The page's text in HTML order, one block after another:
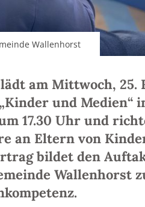
Wallenhorst
am Mittwoch, 25.
und Medien“
17.30 Uhr und
an Eltern von
bildet den
Wallenhorst